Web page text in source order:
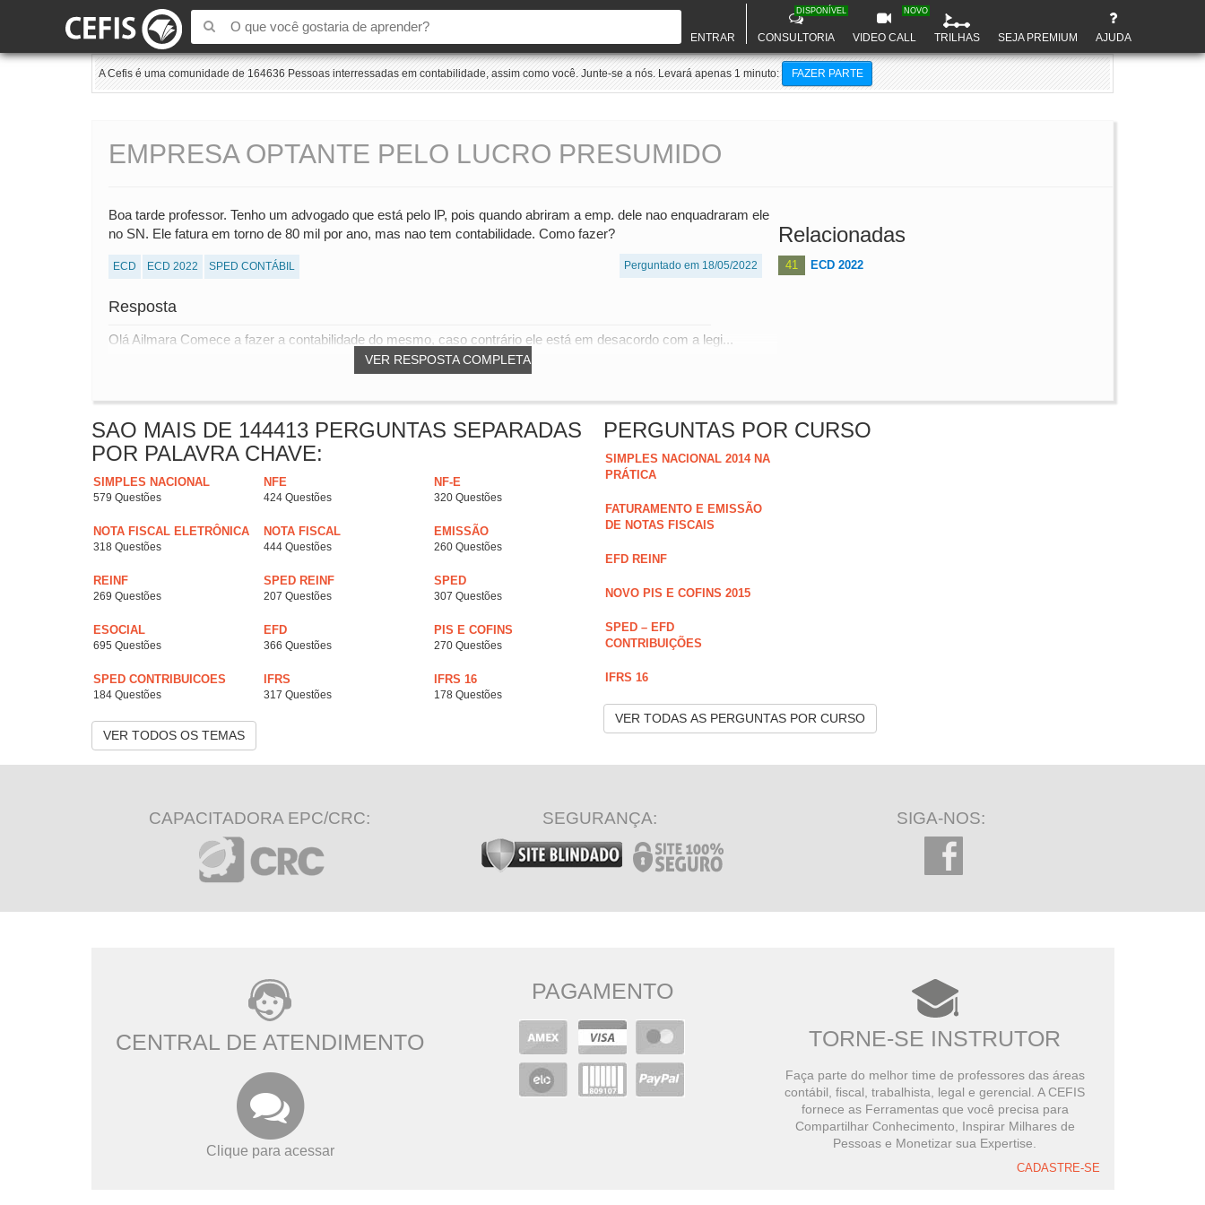
ENTRAR CONSULTORIA
DISPONÍVEL
VIDEO CALL
NOVO
TRILHAS SEJA PREMIUM AJUDA
A Cefis é uma comunidade de 164636 Pessoas interressadas em contabilidade, assim como você. Junte-se a nós. Levará apenas 1 minuto: FAZER PARTE
EMPRESA OPTANTE PELO LUCRO PRESUMIDO
Boa tarde professor. Tenho um advogado que está pelo lP, pois quando abriram a emp. dele nao enquadraram ele
no SN. Ele fatura em torno de 80 mil por ano, mas nao tem contabilidade. Como fazer?
ECD ECD 2022 SPED CONTÁBIL Perguntado em 18/05/2022
Resposta
VER RESPOSTA COMPLETA
Olá Ailmara Comece a fazer a contabilidade do mesmo, caso contrário ele está em desacordo com a legi...
Relacionadas
41 ECD 2022
SAO MAIS DE 144413 PERGUNTAS SEPARADAS
POR PALAVRA CHAVE:
SIMPLES NACIONAL
579 Questões
NFE
424 Questões
NF-E
320 Questões
NOTA FISCAL ELETRÔNICA
318 Questões
NOTA FISCAL
444 Questões
EMISSÃO
260 Questões
REINF
269 Questões
SPED REINF
207 Questões
SPED
307 Questões
ESOCIAL
695 Questões
EFD
366 Questões
PIS E COFINS
270 Questões
SPED CONTRIBUICOES
184 Questões
IFRS
317 Questões
IFRS 16
178 Questões
VER TODOS OS TEMAS
PERGUNTAS POR CURSO
SIMPLES NACIONAL 2014 NA
PRÁTICA
FATURAMENTO E EMISSÃO
DE NOTAS FISCAIS
EFD REINF
NOVO PIS E COFINS 2015
SPED – EFD
CONTRIBUIÇÕES
IFRS 16
VER TODAS AS PERGUNTAS POR CURSO
CAPACITADORA EPC/CRC: SEGURANÇA: SIGA-NOS:
CENTRAL DE ATENDIMENTO
Clique para acessar
PAGAMENTO
TORNE-SE INSTRUTOR
Faça parte do melhor time de professores das áreas
contábil, fiscal, trabalhista, legal e gerencial. A CEFIS
fornece as Ferramentas que você precisa para
Compartilhar Conhecimento, Inspirar Milhares de
Pessoas e Monetizar sua Expertise.
CADASTRE-SE